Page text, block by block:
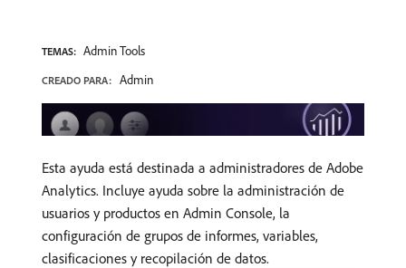
TEMAS: Admin Tools
CREADO PARA: Admin
Esta ayuda está destinada a administradores de Adobe
Analytics. Incluye ayuda sobre la administración de
usuarios y productos en Admin Console, la
configuración de grupos de informes, variables,
clasificaciones y recopilación de datos.